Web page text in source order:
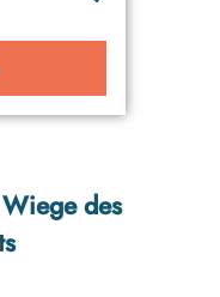
des